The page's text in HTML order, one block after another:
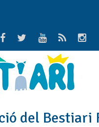
del Bestiari